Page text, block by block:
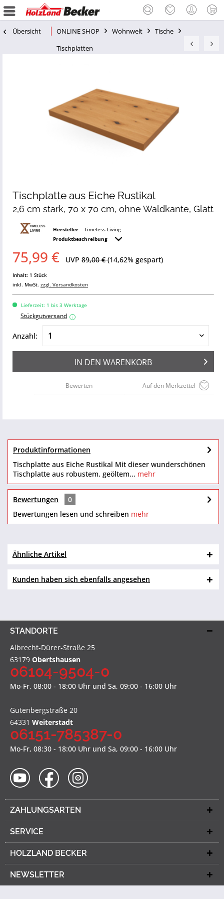
Übersicht ONLINE SHOP Wohnwelt
Tische
Tischplatten
Tischplatte aus Eiche Rustikal
2,6 cm stark, 70 x 70 cm, ohne Waldkante, Glatt
Hersteller
Timeless Living
Produktbeschreibung
75,99 € UVP 89,00 €(14,62% gespart)
Inhalt: 1 Stück
inkl. MwSt. zzgl. Versandkosten
Lieferzeit: 1 bis 3 Werktage
Stückgutversand i
Anzahl:
IN DEN WARENKORB
Auf den Merkzettel
Bewerten
Produktinformationen
Tischplatte aus Eiche Rustikal Mit dieser wunderschönen
Tischplatte aus robustem, geöltem... mehr
Bewertungen
0
Bewertungen lesen und schreiben mehr
Ähnliche Artikel
Kunden haben sich ebenfalls angesehen
STANDORTE
Albrecht-Dürer-Straße 25
63179 Obertshausen
06104-9504-0
Mo-Fr, 08:00 - 18:00 Uhr und Sa, 09:00 - 16:00 Uhr
Gutenbergstraße 20
64331 Weiterstadt
06151-785387-0
Mo-Fr, 08:30 - 18:00 Uhr und Sa, 09:00 - 16:00 Uhr
ZAHLUNGSARTEN
SERVICE
HOLZLAND BECKER
NEWSLETTER